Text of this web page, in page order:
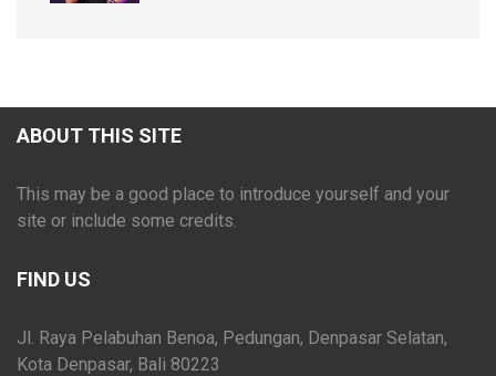
ABOUT THIS SITE
This may be a good place to introduce yourself and your
site or include some credits.
FIND US
Jl. Raya Pelabuhan Benoa, Pedungan, Denpasar Selatan,
Kota Denpasar, Bali 80223